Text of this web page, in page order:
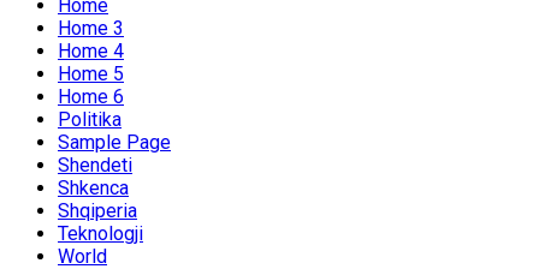
Home
Home 3
Home 4
Home 5
Home 6
Politika
Sample Page
Shendeti
Shkenca
Shqiperia
Teknologji
World